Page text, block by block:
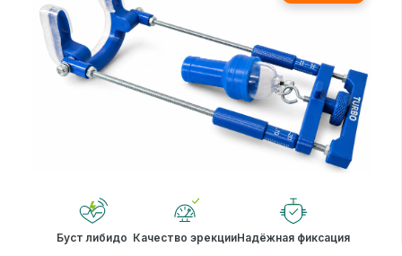
Буст либидо Качество эрекцииНадёжная фиксация